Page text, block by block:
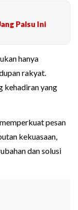
Palsu Ini
hanya
rakyat.
kehadiran yang
pesan
kekuasaan,
dan solusi